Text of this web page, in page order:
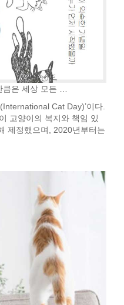
은 세상 모든 …
Cat Day)’이다.
고양이의 복지와 책임 있
제정했으며, 2020년부터는